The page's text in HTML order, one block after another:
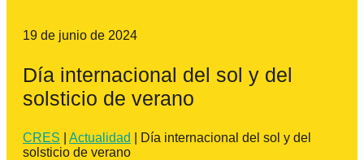
19 de junio de 2024
Día internacional del sol y del
solsticio de verano
CRES Actualidad
Día internacional del sol y del
solsticio de verano